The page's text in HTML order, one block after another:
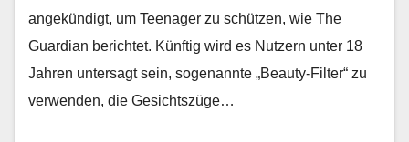
angekündigt, um Teenager zu schützen, wie The
Guardian berichtet. Künftig wird es Nutzern unter 18
Jahren untersagt sein, sogenannte „Beauty-Filter“ zu
verwenden, die Gesichtszüge…